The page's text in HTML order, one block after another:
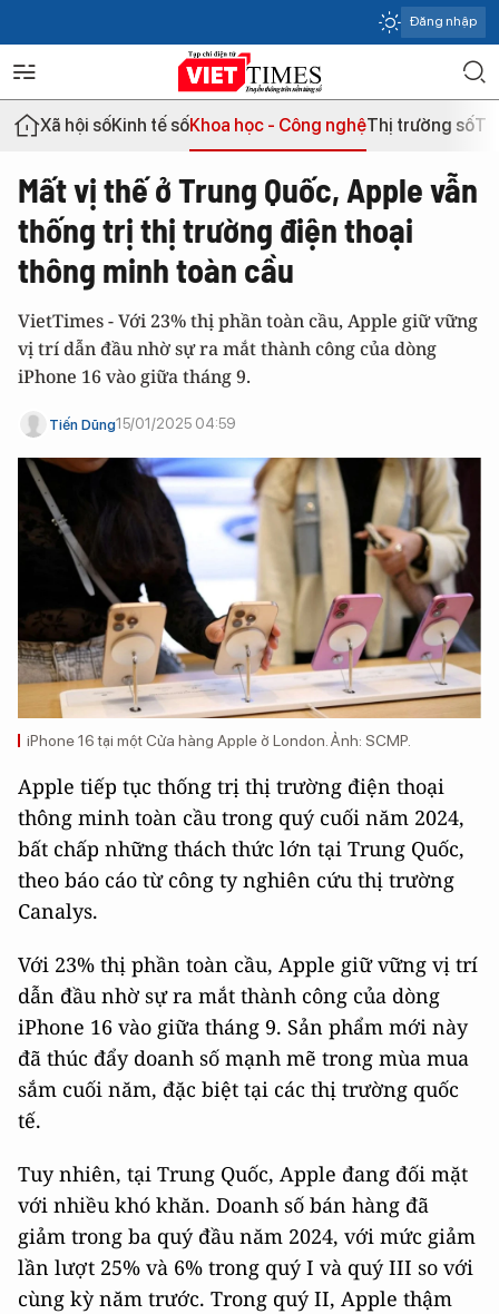
Đăng nhập
Xã hội sốKinh tế sốKhoa học - Công nghệThị trường số
Mất vị thế ở Trung Quốc, Apple vẫn
thống trị thị trường điện thoại
thông minh toàn cầu
VietTimes - Với 23% thị phần toàn cầu, Apple giữ vững
vị trí dẫn đầu nhờ sự ra mắt thành công của dòng
iPhone 16 vào giữa tháng 9.
Tiến Dũng15/01/2025 04:59
iPhone 16 tại một Cửa hàng Apple ở London. Ảnh: SCMP.
Apple tiếp tục thống trị thị trường điện thoại
thông minh toàn cầu trong quý cuối năm 2024,
bất chấp những thách thức lớn tại Trung Quốc,
theo báo cáo từ công ty nghiên cứu thị trường
Canalys.
Với 23% thị phần toàn cầu, Apple giữ vững vị trí
dẫn đầu nhờ sự ra mắt thành công của dòng
iPhone 16 vào giữa tháng 9. Sản phẩm mới này
đã thúc đẩy doanh số mạnh mẽ trong mùa mua
sắm cuối năm, đặc biệt tại các thị trường quốc
tế.
Tuy nhiên, tại Trung Quốc, Apple đang đối mặt
với nhiều khó khăn. Doanh số bán hàng đã
giảm trong ba quý đầu năm 2024, với mức giảm
lần lượt 25% và 6% trong quý I và quý III so với
cùng kỳ năm trước. Trong quý II, Apple thậm